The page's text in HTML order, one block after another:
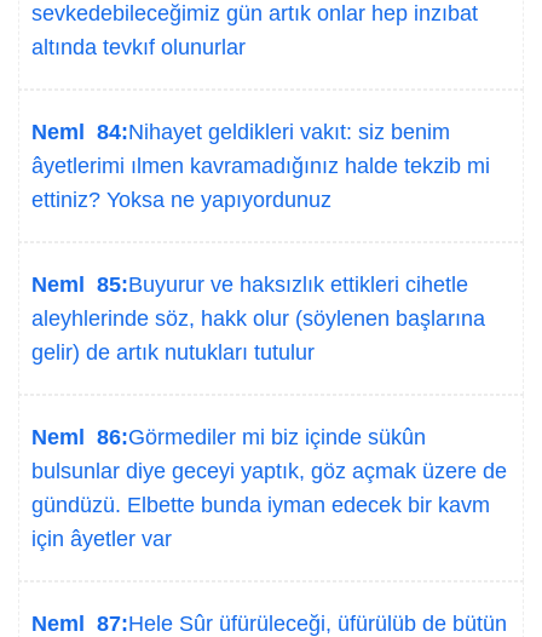
sevkedebileceğimiz gün artık onlar hep inzıbat
altında tevkıf olunurlar
Neml 84:Nihayet geldikleri vakıt: siz benim
âyetlerimi ılmen kavramadığınız halde tekzib mi
ettiniz? Yoksa ne yapıyordunuz
Neml 85:Buyurur ve haksızlık ettikleri cihetle
aleyhlerinde söz, hakk olur (söylenen başlarına
gelir) de artık nutukları tutulur
Neml 86:Görmediler mi biz içinde sükûn
bulsunlar diye geceyi yaptık, göz açmak üzere de
gündüzü. Elbette bunda iyman edecek bir kavm
için âyetler var
Neml 87:Hele Sûr üfürüleceği, üfürülüb de bütün